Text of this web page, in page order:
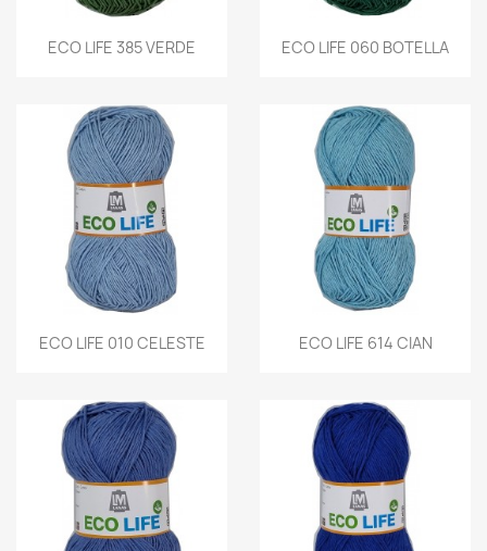
ECO LIFE 385 VERDE ECO LIFE 060 BOTELLA
ECO LIFE 010 CELESTE ECO LIFE 614 CIAN